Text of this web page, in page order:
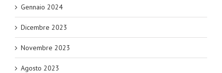
Gennaio 2024
Dicembre 2023
Novembre 2023
Agosto 2023